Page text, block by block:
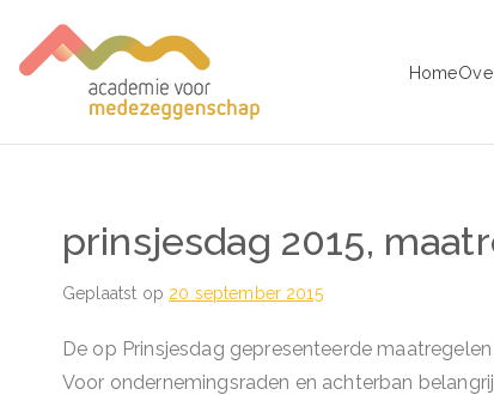
naar
de
Trainingen voor
Home
prinsjesdag 2015,
Geplaatst op 20 september 2015
De op Prinsjesdag gepresenteerde
Voor ondernemingsraden en achterban